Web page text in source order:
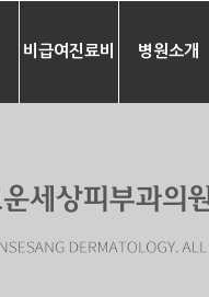
비급여진료비 병원소개